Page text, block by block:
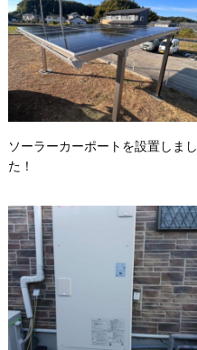
ソーラーカーポートを設置しまし
た！